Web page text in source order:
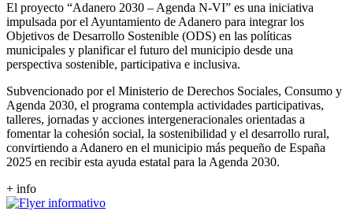
El proyecto “Adanero 2030 – Agenda N-VI” es una iniciativa
impulsada por el Ayuntamiento de Adanero para integrar los
Objetivos de Desarrollo Sostenible (ODS) en las políticas
municipales y planificar el futuro del municipio desde una
perspectiva sostenible, participativa e inclusiva.
Subvencionado por el Ministerio de Derechos Sociales, Consumo y
Agenda 2030, el programa contempla actividades participativas,
talleres, jornadas y acciones intergeneracionales orientadas a
fomentar la cohesión social, la sostenibilidad y el desarrollo rural,
convirtiendo a Adanero en el municipio más pequeño de España
2025 en recibir esta ayuda estatal para la Agenda 2030.
+ info